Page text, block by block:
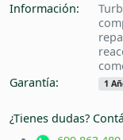
Información:
Garantía:
1
¿Tienes dudas?